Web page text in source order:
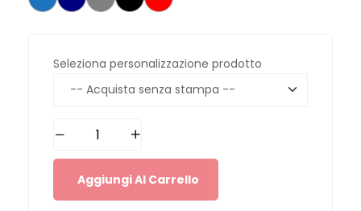
Seleziona personalizzazione prodotto
Aggiungi Al Carrello